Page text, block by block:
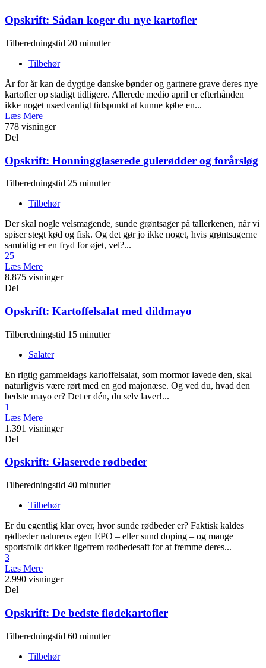
Opskrift: Sådan koger du nye kartofler
Tilberedningstid 20 minutter
Tilbehør
År for år kan de dygtige danske bønder og gartnere grave deres nye
kartofler op stadigt tidligere. Allerede medio april er efterhånden
ikke noget usædvanligt tidspunkt at kunne købe en...
Læs Mere
778 visninger
Del
Opskrift: Honningglaserede gulerødder og forårsløg
Tilberedningstid 25 minutter
Tilbehør
Der skal nogle velsmagende, sunde grøntsager på tallerkenen, når vi
spiser stegt kød og fisk. Og det gør jo ikke noget, hvis grøntsagerne
samtidig er en fryd for øjet, vel?...
25
Læs Mere
8.875 visninger
Del
Opskrift: Kartoffelsalat med dildmayo
Tilberedningstid 15 minutter
Salater
En rigtig gammeldags kartoffelsalat, som mormor lavede den, skal
naturligvis være rørt med en god majonæse. Og ved du, hvad den
bedste mayo er? Det er dén, du selv laver!...
1
Læs Mere
1.391 visninger
Del
Opskrift: Glaserede rødbeder
Tilberedningstid 40 minutter
Tilbehør
Er du egentlig klar over, hvor sunde rødbeder er? Faktisk kaldes
rødbeder naturens egen EPO – eller sund doping – og mange
sportsfolk drikker ligefrem rødbedesaft for at fremme deres...
3
Læs Mere
2.990 visninger
Del
Opskrift: De bedste flødekartofler
Tilberedningstid 60 minutter
Tilbehør